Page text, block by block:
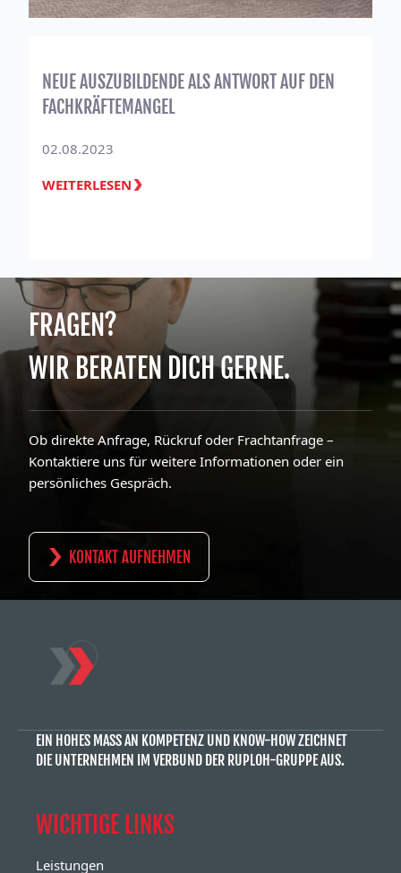
NEUE AUSZUBILDENDE ALS ANTWORT AUF DEN
FACHKRÄFTEMANGEL
02.08.2023
WEITERLESEN
FRAGEN?
WIR BERATEN DICH GERNE.
Ob direkte Anfrage, Rückruf oder Frachtanfrage –
Kontaktiere uns für weitere Informationen oder ein
persönliches Gespräch.
KONTAKT AUFNEHMEN
EIN HOHES MASS AN KOMPETENZ UND KNOW-HOW ZEICHNET D
IE UNTERNEHMEN IM VERBUND DER RUPLOH-GRUPPE AUS.
WICHTIGE LINKS
Leistungen